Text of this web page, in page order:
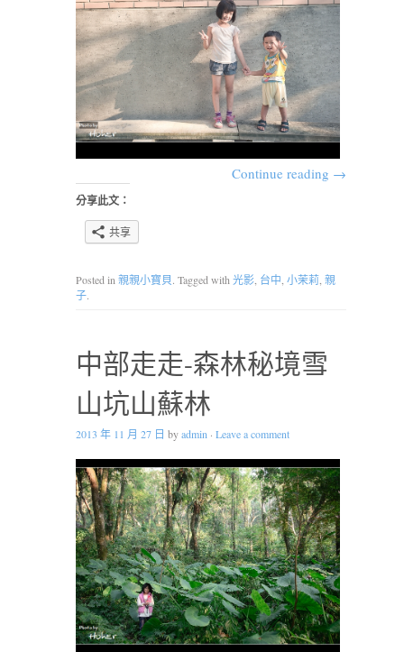
Continue reading →
分享此文：
共享
Posted in親親小寶貝. Tagged with光影, 台中, 小茉莉, 親
子.
中部走走-森林秘境雪
山坑山蘇林
2013 年 11 月 27 日 byadmin · Leave a comment